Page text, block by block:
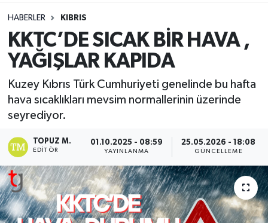
HABERLER KIBRIS
KKTC’DE SICAK BİR HAVA ,
YAĞIŞLAR KAPIDA
Kuzey Kıbrıs Türk Cumhuriyeti genelinde bu hafta
hava sıcaklıkları mevsim normallerinin üzerinde
seyrediyor.
TOPUZ M.
EDITÖR
01.10.2025 - 08:59
YAYINLANMA
25.05.2026 - 18:08
GÜNCELLEME
MAGAZİN
SAĞLIK
SPOR
TÜRKİYE
Süper Lig Puan Durumu ve Fikstür
Tüm Manşetler
Son Dakika Haberleri